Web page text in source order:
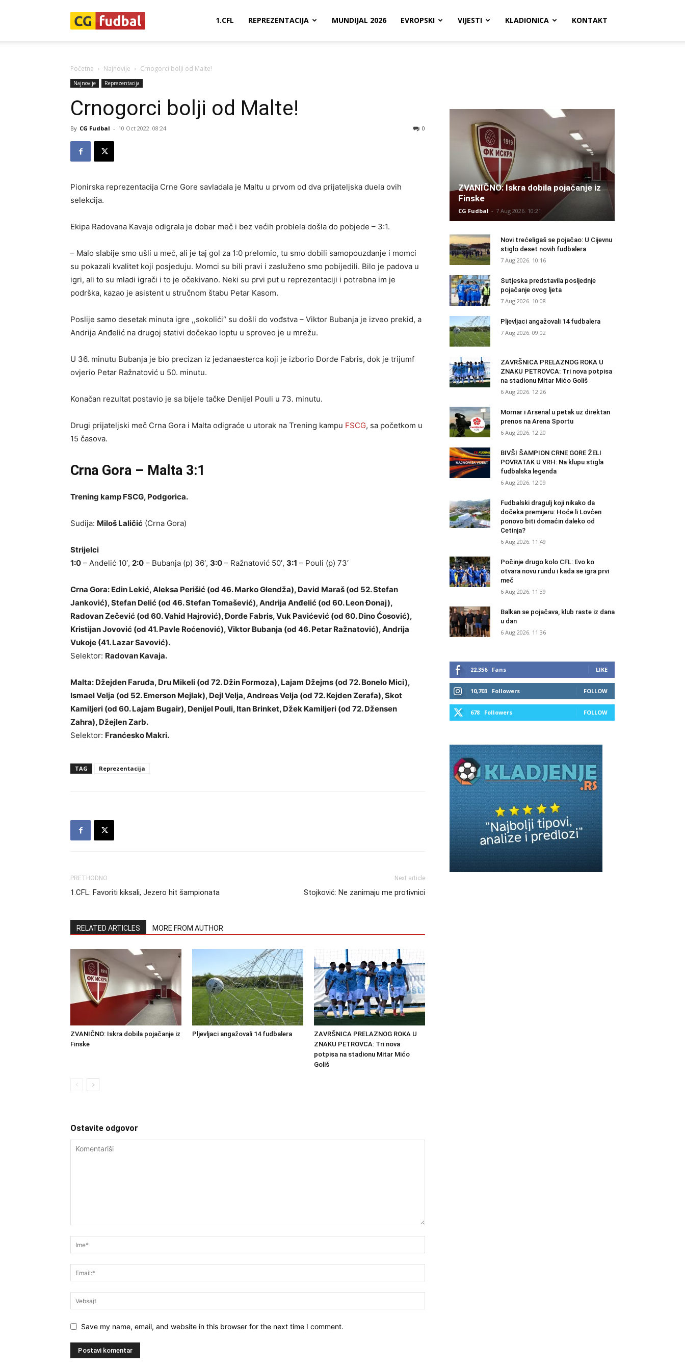
1.CFL REPREZENTACIJA MUNDIJAL 2026 EVROPSKI VIJESTI KLADIONICA KONTAKT
Početna Najnovije Crnogorci bolji od Malte!
Najnovije Reprezentacija
Crnogorci bolji od Malte!
By CG Fudbal - 10 Oct 2022. 08:24 0
Pionirska reprezentacija Crne Gore savladala je Maltu u prvom od dva prijateljska duela ovih
selekcija.
Ekipa Radovana Kavaje odigrala je dobar meč i bez većih problela došla do pobjede – 3:1.
– Malo slabije smo ušli u meč, ali je taj gol za 1:0 prelomio, tu smo dobili samopouzdanje i momci
su pokazali kvalitet koji posjeduju. Momci su bili pravi i zasluženo smo pobijedili. Bilo je padova u
igri, ali to su mladi igrači i to je očekivano. Neki su prvi put u reprezentaciji i potrebna im je
podrška, kazao je asistent u stručnom štabu Petar Kasom.
Poslije samo desetak minuta igre ,,sokolići“ su došli do vođstva – Viktor Bubanja je izveo prekid, a
Andrija Anđelić na drugoj stativi dočekao loptu u sproveo je u mrežu.
U 36. minutu Bubanja je bio precizan iz jedanaesterca koji je izborio Đorđe Fabris, dok je trijumf
ovjerio Petar Ražnatović u 50. minutu.
Konačan rezultat postavio je sa bijele tačke Denijel Pouli u 73. minutu.
Drugi prijateljski meč Crna Gora i Malta odigraće u utorak na Trening kampu FSCG, sa početkom u
15 časova.
Crna Gora – Malta 3:1
Trening kamp FSCG, Podgorica.
Sudija: Miloš Laličić (Crna Gora)
Strijelci
1:0 – Anđelić 10′, 2:0 – Bubanja (p) 36′, 3:0 – Ražnatović 50′, 3:1 – Pouli (p) 73′
Crna Gora: Edin Lekić, Aleksa Perišić (od 46. Marko Glendža), David Maraš (od 52. Stefan
Janković), Stefan Delić (od 46. Stefan Tomašević), Andrija Anđelić (od 60. Leon Đonaj),
Radovan Zečević (od 60. Vahid Hajrović), Đorđe Fabris, Vuk Pavićević (od 60. Dino Ćosović),
Kristijan Jovović (od 41. Pavle Roćenović), Viktor Bubanja (od 46. Petar Ražnatović), Andrija
Vukoje (41. Lazar Savović).
Selektor: Radovan Kavaja.
Malta: Džejden Faruđa, Dru Mikeli (od 72. Džin Formoza), Lajam Džejms (od 72. Bonelo Mici),
Ismael Velja (od 52. Emerson Mejlak), Dejl Velja, Andreas Velja (od 72. Kejden Zerafa), Skot
Kamiljeri (od 60. Lajam Bugair), Denijel Pouli, Itan Brinket, Džek Kamiljeri (od 72. Džensen
Zahra), Džejlen Zarb.
Selektor: Franćesko Makri.
TAG Reprezentacija
PRETHODNO
1.CFL: Favoriti kiksali, Jezero hit šampionata
Next article
Stojković: Ne zanimaju me protivnici
RELATED ARTICLES MORE FROM AUTHOR
ZVANIČNO: Iskra dobila pojačanje iz
Finske
Pljevljaci angažovali 14 fudbalera
ZAVRŠNICA PRELAZNOG ROKA U
ZNAKU PETROVCA: Tri nova
potpisa na stadionu Mitar Mićo
Goliš
Ostavite odgovor
Save my name, email, and website in this browser for the next time I comment.
ZVANIČNO: Iskra dobila pojačanje iz
Finske
CG Fudbal - 7 Aug 2026. 10:21
Novi trećeligaš se pojačao: U Cijevnu
stiglo deset novih fudbalera
7 Aug 2026. 10:16
Sutjeska predstavila posljednje
pojačanje ovog ljeta
7 Aug 2026. 10:08
Pljevljaci angažovali 14 fudbalera
7 Aug 2026. 09:02
ZAVRŠNICA PRELAZNOG ROKA U
ZNAKU PETROVCA: Tri nova potpisa
na stadionu Mitar Mićo Goliš
6 Aug 2026. 12:26
Mornar i Arsenal u petak uz direktan
prenos na Arena Sportu
6 Aug 2026. 12:20
BIVŠI ŠAMPION CRNE GORE ŽELI
POVRATAK U VRH: Na klupu stigla
fudbalska legenda
6 Aug 2026. 12:09
Fudbalski dragulj koji nikako da
dočeka premijeru: Hoće li Lovćen
ponovo biti domaćin daleko od
Cetinja?
6 Aug 2026. 11:49
Počinje drugo kolo CFL: Evo ko
otvara novu rundu i kada se igra prvi
meč
6 Aug 2026. 11:39
Balkan se pojačava, klub raste iz dana
u dan
6 Aug 2026. 11:36
22,356 Fans LIKE
10,703 Followers FOLLOW
678 Followers FOLLOW